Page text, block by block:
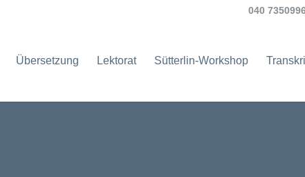
040
Übersetzung Lektorat Sütterlin-Workshop